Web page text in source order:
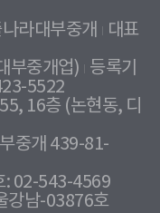
라대부중개
대표
부중개업) 등록기
5522
16층 (논현동, 디
중개 439-81-
: 02-543-4569
강남-03876호